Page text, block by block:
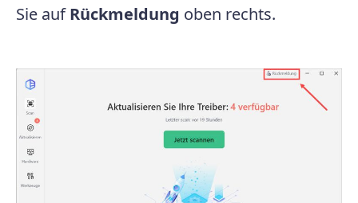
Sie aufRückmeldung oben rechts.